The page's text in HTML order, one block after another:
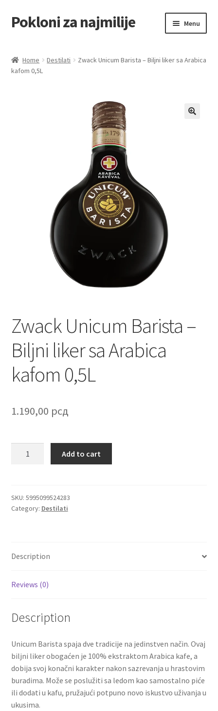
Skip
to
Skip
to
Pokloni za najmilije Menu
Akcija za dan zaljubljenih
Corporate gifts
Cveće
Delivery
Destilati
FAQ
Igračke
Cvece
Destilati
Jack Daniel’s
Rakija
Poklon aranzmani izdvajamo
Slatki buketi
Pokloni
Home Destilati
Zwack Unicum Barista – Biljni liker sa Arabica
kafom 0,5L
Zwack Unicum Barista –
Biljni liker sa Arabica
kafom 0,5L
1.190,00 рсд
Biljni
liker
0,5L
Add to cart
SKU: 5995099524283
Category: Destilati
Description
Reviews (0)
Description
Unicum Barista spaja dve tradicije na jedinstven način. Ovaj
biljni liker obogaćen je 100% ekstraktom Arabica kafe, a
dobija svoj konačni karakter nakon sazrevanja u hrastovim
buradima. Može se poslužiti sa ledom kao samostalno piće
ili dodati u kafu, pružajući potpuno novo iskustvo uživanja u
ukusima.